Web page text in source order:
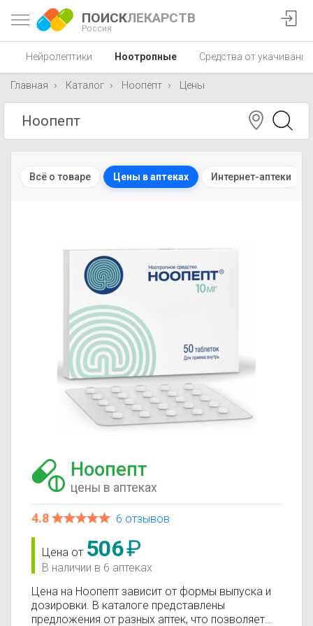
ПОИСКЛЕКАРСТВ
Россия
Нейролептики Ноотропные Средства от укачивания
Главная Каталог Ноопепт Цены
Всё о товаре Цены в аптеках Интернет-аптеки
Ноопепт
цены в аптеках
4.8 6 отзывов
Цена от 506₽
В наличии в 6 аптеках
Цена на Ноопепт зависит от формы выпуска и
дозировки. В каталоге представлены
предложения от разных аптек, что позволяет